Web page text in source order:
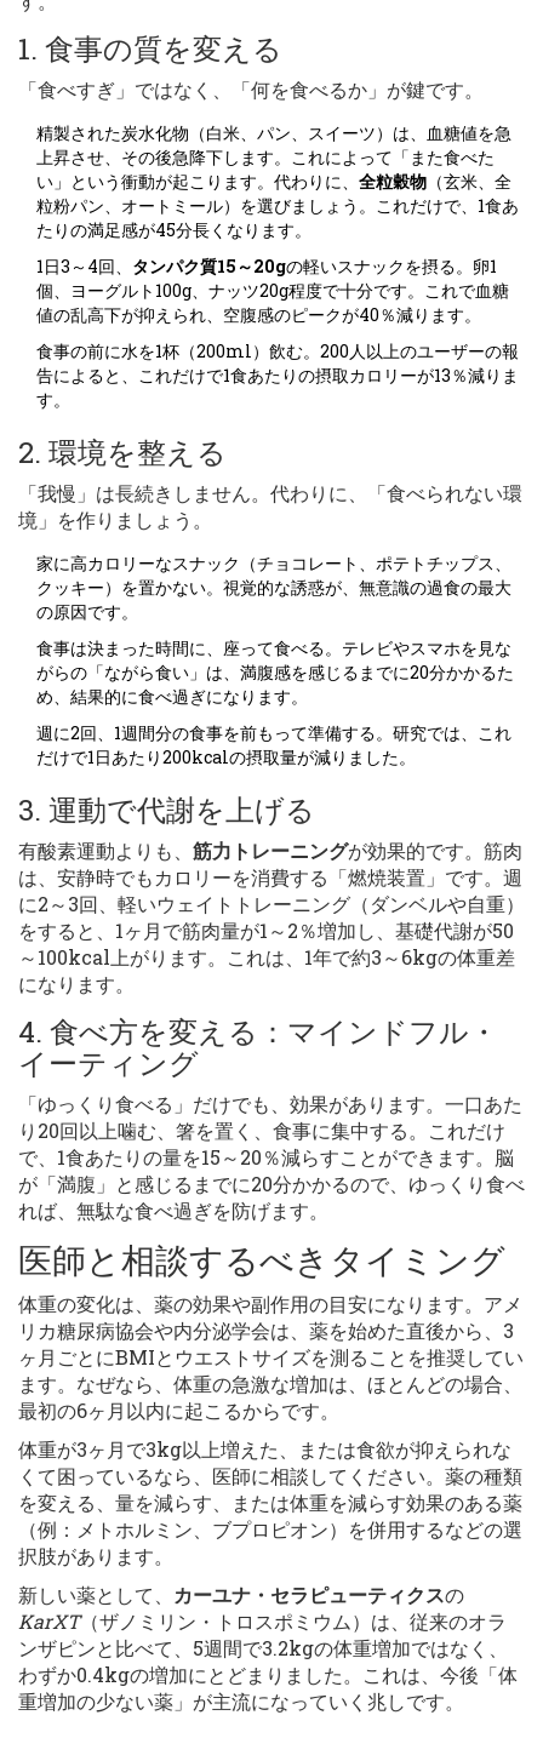
1. 食事の質を変える
「食べすぎ」ではなく、「何を食べるか」が鍵です。
精製された炭水化物（白米、パン、スイーツ）は、血糖値を急
上昇させ、その後急降下します。これによって「また食べた
い」という衝動が起こります。代わりに、 全粒穀物 （玄米、全
粒粉パン、オートミール）を選びましょう。これだけで、1食あ
たりの満足感が45分長くなります。
1日3～4回、 タンパク質15～20gの軽いスナックを摂る。卵1
個、ヨーグルト100g、ナッツ20g程度で十分です。これで血糖
値の乱高下が抑えられ、空腹感のピークが40％減ります。
食事の前に水を1杯（200ml）飲む。200人以上のユーザーの報
告によると、これだけで1食あたりの摂取カロリーが13％減りま
す。
2. 環境を整える
「我慢」は長続きしません。代わりに、「食べられない環
境」を作りましょう。
家に高カロリーなスナック（チョコレート、ポテトチップス、
クッキー）を置かない。視覚的な誘惑が、無意識の過食の最大
の原因です。
食事は決まった時間に、座って食べる。テレビやスマホを見な
がらの「ながら食い」は、満腹感を感じるまでに20分かかるた
め、結果的に食べ過ぎになります。
週に2回、1週間分の食事を前もって準備する。研究では、これ
だけで1日あたり200kcalの摂取量が減りました。
3. 運動で代謝を上げる
有酸素運動よりも、 筋力トレーニングが効果的です。筋肉
は、安静時でもカロリーを消費する「燃焼装置」です。週
に2～3回、軽いウェイトトレーニング（ダンベルや自重）
をすると、1ヶ月で筋肉量が1～2％増加し、基礎代謝が50
～100kcal上がります。これは、1年で約3～6kgの体重差
になります。
4. 食べ方を変える：マインドフル・
イーティング
「ゆっくり食べる」だけでも、効果があります。一口あた
り20回以上噛む、箸を置く、食事に集中する。これだけ
で、1食あたりの量を15～20％減らすことができます。脳
が「満腹」と感じるまでに20分かかるので、ゆっくり食べ
れば、無駄な食べ過ぎを防げます。
医師と相談するべきタイミング
体重の変化は、薬の効果や副作用の目安になります。アメ
リカ糖尿病協会や内分泌学会は、薬を始めた直後から、3
ヶ月ごとにBMIとウエストサイズを測ることを推奨してい
ます。なぜなら、体重の急激な増加は、ほとんどの場合、
最初の6ヶ月以内に起こるからです。
体重が3ヶ月で3kg以上増えた、または食欲が抑えられな
くて困っているなら、医師に相談してください。薬の種類
を変える、量を減らす、または体重を減らす効果のある薬
（例：メトホルミン、ブプロピオン）を併用するなどの選
択肢があります。
新しい薬として、 カーユナ・セラピューティクスの
KarXT（ザノミリン・トロスポミウム）は、従来のオラ
ンザピンと比べて、5週間で3.2kgの体重増加ではなく、
わずか0.4kgの増加にとどまりました。これは、今後「体
重増加の少ない薬」が主流になっていく兆しです。